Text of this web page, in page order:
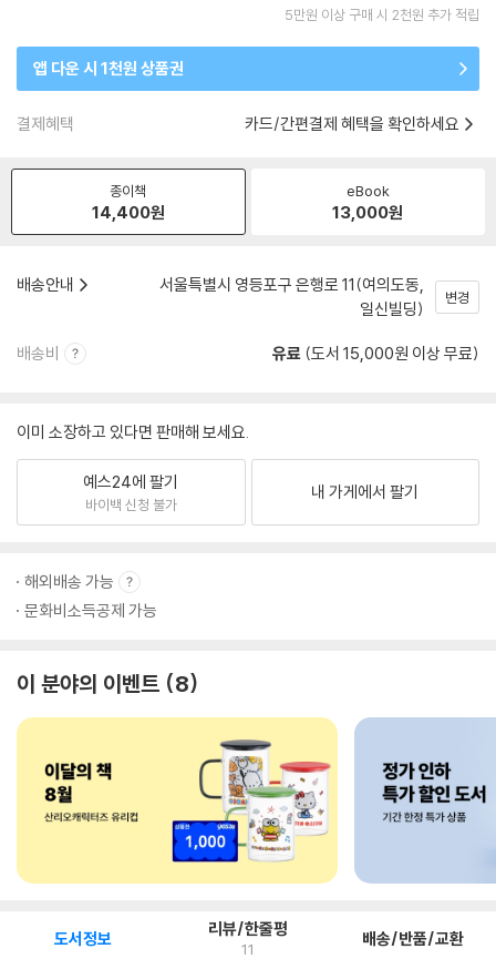
5만원 이상 구매 시 2천원 추가 적립
앱 다운 시 1천원 상품권
결제혜택 카드/간편결제 혜택을 확인하세요
종이책
14,400원
eBook
13,000원
배송안내
서울특별시 영등포구 은행로 11(여의도동,
일신빌딩)
변경
배송비 유료 (도서 15,000원 이상 무료)
이미 소장하고 있다면 판매해 보세요.
예스24에 팔기
바이백 신청 불가
내 가게에서 팔기
해외배송 가능
문화비소득공제 가능
이 분야의 이벤트 8
도서정보 리뷰/한줄평
11 배송/반품/교환